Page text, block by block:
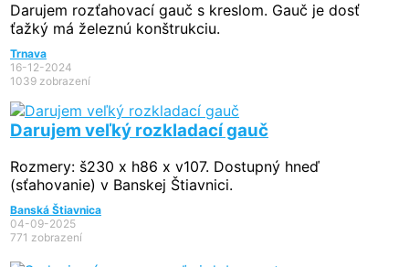
Darujem rozťahovací gauč s kreslom. Gauč je dosť
ťažký má železnú konštrukciu.
Trnava
16-12-2024
1039 zobrazení
Darujem veľký rozkladací gauč
Rozmery: š230 x h86 x v107. Dostupný hneď
(sťahovanie) v Banskej Štiavnici.
Banská Štiavnica
04-09-2025
771 zobrazení